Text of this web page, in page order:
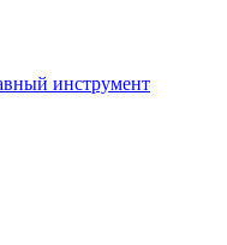
инструмент